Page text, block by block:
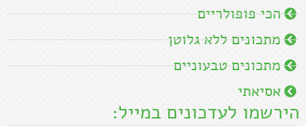
הכי פופולריים
מתכונים ללא גלוטן
מתכונים טבעוניים
אסיאתי
הירשמו לעדכונים במייל: